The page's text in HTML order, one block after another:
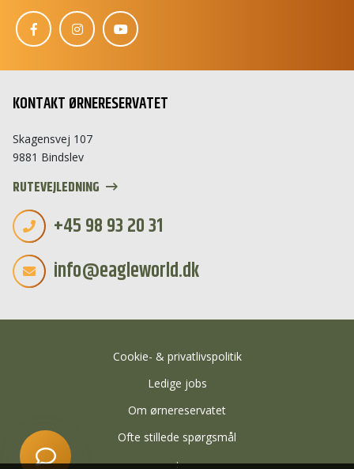
KONTAKT ØRNERESERVATET
Skagensvej 107
9881 Bindslev
RUTEVEJLEDNING
+45 98 93 20 31
info@eagleworld.dk
Cookie- & privatlivspolitik
Ledige jobs
Om ørnereservatet
Ofte stillede spørgsmål
:
Hvordan kan vi hjælpe?
Start en ny samtale
Har du et spørgsmål? Start en ny samtale
Billetkøb
Særlige åbningstider